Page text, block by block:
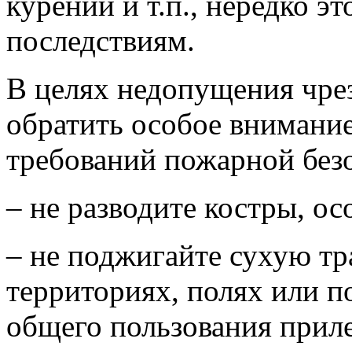
последствиям.
В целях недопущения
обратить особое
требований пожарной
– не разводите костры,
– не поджигайте сухую
территориях, полях или
общего пользования